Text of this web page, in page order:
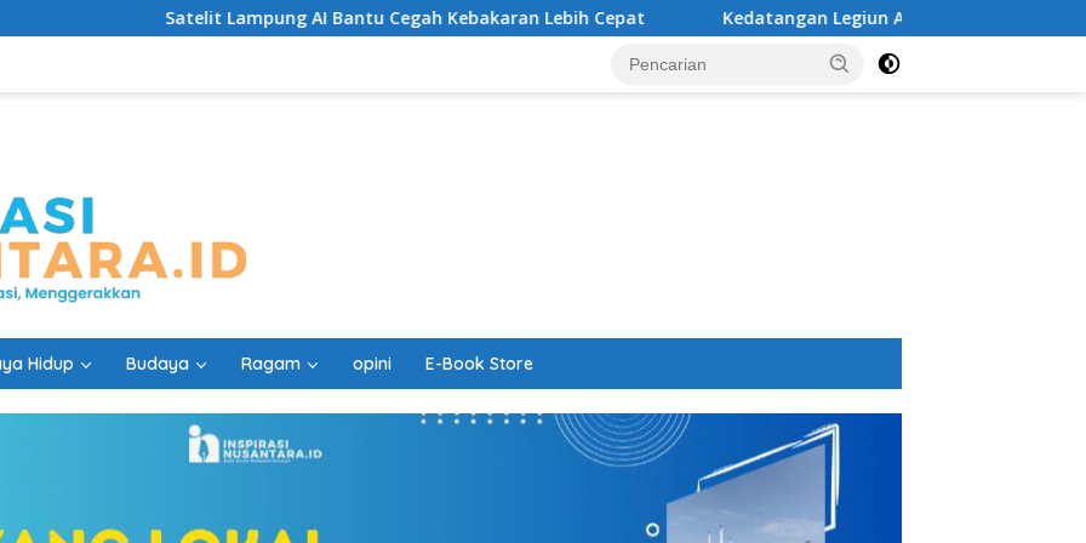
Satelit Lampung AI Bantu Cegah Kebakaran Lebih Cepat Kedatangan Legiun Asing Baru PSM Makassar Kian Nyata
Hidup Budaya Ragam opini E-Book Store